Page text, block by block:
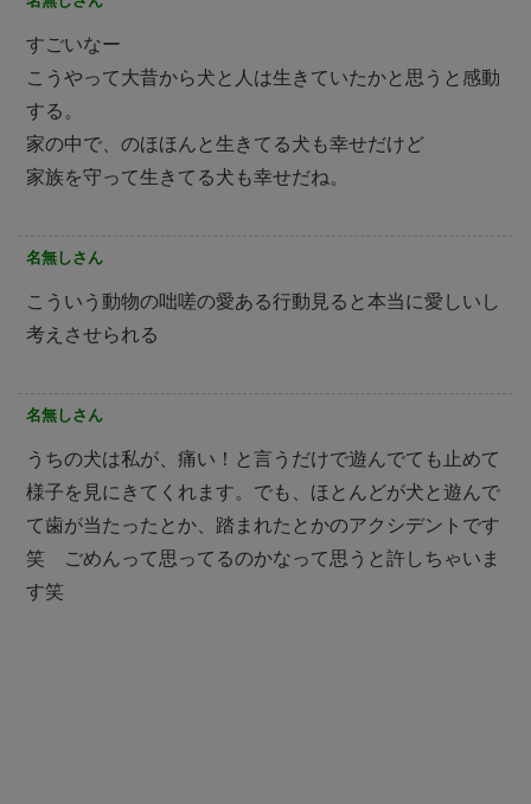
すごいなー
こうやって大昔から犬と人は生きていたかと思うと感動
する。
家の中で、のほほんと生きてる犬も幸せだけど
家族を守って生きてる犬も幸せだね。
名無しさん
こういう動物の咄嗟の愛ある行動見ると本当に愛しいし
考えさせられる
名無しさん
うちの犬は私が、痛い！と言うだけで遊んでても止めて
様子を見にきてくれます。でも、ほとんどが犬と遊んで
て歯が当たったとか、踏まれたとかのアクシデントです
笑 ごめんって思ってるのかなって思うと許しちゃいま
す笑